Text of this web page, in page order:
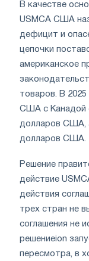
В качестве
USMCA США
дефицит и
цепочки
американское
товаров. В
США с Канадой
долларов США,
долларов США.
Решение
действие
действия
трех стран не
соглашения не
решениеion
пересмотра, в